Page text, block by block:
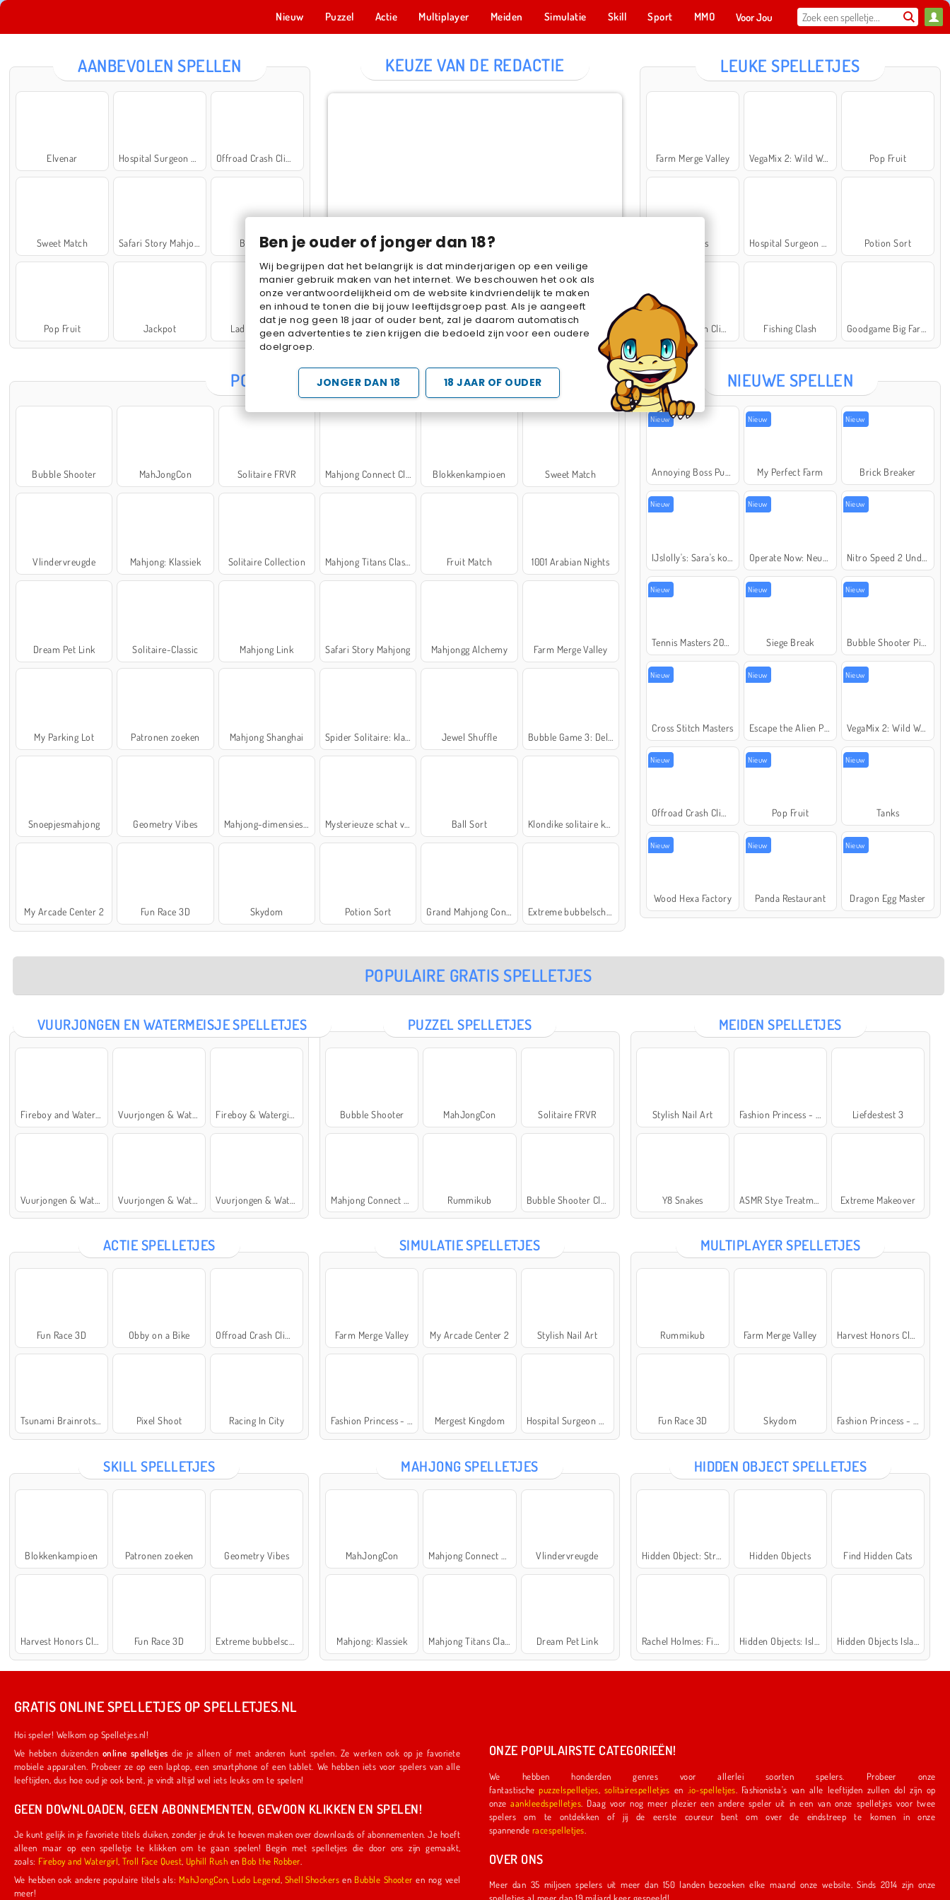
Ben je ouder of jonger dan 18?
Wij begrijpen dat het belangrijk is dat minderjarigen op een veilige
manier gebruik maken van het internet. We beschouwen het ook als
onze verantwoordelijkheid om de website kindvriendelijk te maken
en inhoud te tonen die bij jouw leeftijdsgroep past. Als je aangeeft
dat je nog geen 18 jaar of ouder bent, zal je daarom automatisch
geen advertenties te zien krijgen die bedoeld zijn voor een oudere
doelgroep.
JONGER DAN 18 18 JAAR OF OUDER
Nieuw Puzzel Actie Multiplayer Meiden Simulatie Skill Sport MMO Voor Jou
AANBEVOLEN SPELLEN
Elvenar
Sweet Match Ball Sort
Pop Fruit Jackpot Lady Popular
KEUZE VAN DE REDACTIE
Cake Merge 2 Cross Stitch Masters
Cake Merge 2 Marble Sort Star Stable
LEUKE SPELLETJES
Farm Merge Valley VegaMix 2: Wild West Pop Fruit
Bubbits Potion Sort
Fishing Clash
POPULAIRE SPELLETJES
Bubble Shooter MahJongCon Solitaire FRVR Mahjong Connect Classic Blokkenkampioen Sweet Match
Vlindervreugde Mahjong: Klassiek Solitaire Collection Fruit Match 1001 Arabian Nights
Dream Pet Link Solitaire-Classic Mahjong Link Safari Story Mahjong Mahjongg Alchemy Farm Merge Valley
My Parking Lot Patronen zoeken Mahjong Shanghai Jewel Shuffle
Snoepjesmahjong Geometry Vibes Mahjong-dimensies: 900 seconden Mysterieuze schat van de zee Ball Sort Klondike solitaire kaartspel
My Arcade Center 2 Fun Race 3D Skydom Potion Sort
NIEUWE SPELLEN
Nieuw Nieuw
My Perfect Farm
Nieuw
Brick Breaker
Nieuw Nieuw Nieuw
Nieuw Nieuw
Siege Break
Nieuw
Nieuw
Cross Stitch Masters
Nieuw Nieuw
VegaMix 2: Wild West
Nieuw Nieuw
Pop Fruit
Nieuw
Tanks
Nieuw
Wood Hexa Factory
Nieuw
Panda Restaurant
Nieuw
Dragon Egg Master
POPULAIRE GRATIS SPELLETJES
VUURJONGEN EN WATERMEISJE SPELLETJES PUZZEL SPELLETJES
Bubble Shooter MahJongCon Solitaire FRVR
Rummikub
MEIDEN SPELLETJES
Stylish Nail Art Liefdestest 3
Y8 Snakes Extreme Makeover
ACTIE SPELLETJES
Fun Race 3D Obby on a Bike
Pixel Shoot Racing In City
SIMULATIE SPELLETJES
Farm Merge Valley My Arcade Center 2 Stylish Nail Art
Mergest Kingdom
MULTIPLAYER SPELLETJES
Rummikub Farm Merge Valley
Fun Race 3D Skydom
SKILL SPELLETJES
Blokkenkampioen Patronen zoeken Geometry Vibes
Fun Race 3D
MAHJONG SPELLETJES
MahJongCon Vlindervreugde
Mahjong: Klassiek Dream Pet Link
HIDDEN OBJECT SPELLETJES
Hidden Objects Find Hidden Cats
GRATIS ONLINE SPELLETJES OP SPELLETJES.NL
Hoi speler! Welkom op Spelletjes.nl!
We hebben duizenden online spelletjes die je alleen of met anderen kunt spelen. Ze werken ook op je favoriete
mobiele apparaten. Probeer ze op een laptop, een smartphone of een tablet. We hebben iets voor spelers van alle
leeftijden, dus hoe oud je ook bent, je vindt altijd wel iets leuks om te spelen!
GEEN DOWNLOADEN, GEEN ABONNEMENTEN, GEWOON KLIKKEN EN SPELEN!
Je kunt gelijk in je favoriete titels duiken, zonder je druk te hoeven maken over downloads of abonnementen. Je hoeft
alleen maar op een spelletje te klikken om te gaan spelen! Begin met spelletjes die door ons zijn gemaakt,
zoals:
Fireboy and Watergirl ,Troll Face Quest Uphill Rush en Bob the Robber
We hebben ook andere populaire titels als: MahJongCon Ludo Legend Shell Shockers en Bubble Shooter en nog veel
meer!
ONZE POPULAIRSTE CATEGORIEËN!
We hebben honderden genres voor allerlei soorten spelers. Probeer onze
fantastischepuzzelspelletjes solitairespelletjes en .io-spelletjes
onzeaankleedspelletjes . Daag voor nog meer plezier een andere speler uit in een van onze spelletjes voor twee
spelers om te ontdekken of jij de eerste coureur bent om over de eindstreep te komen in onze
spannende racespelletjes
OVER ONS
Meer dan 35 miljoen spelers uit meer dan 150 landen bezoeken elke maand onze website. Sinds 2014 zijn onze